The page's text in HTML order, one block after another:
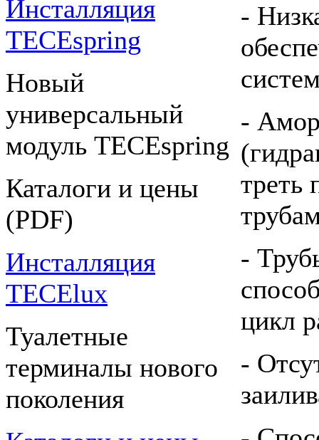
Инсталляция
TECEspring
Новый
универсальный
модуль TECEspring
Каталоги и цены
(PDF)
Инсталляция
TECElux
Туалетные
терминалы нового
поколения
-
-
треть
-
цикл
-